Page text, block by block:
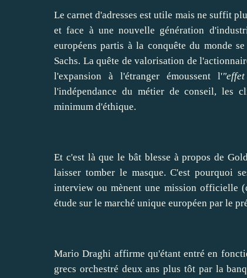
Le carnet d'adresses est utile mais ne suffit
et face à une nouvelle génération
européens partis à la conquête du monde
Sachs. La quête de valorisation de
l'expansion à l'étranger émoussent l'
l'indépendance du métier de conseil, les
minimum d'éthique.
Et c'est là que le bât blesse à propos de
laisser tomberle masque. C'est pourquoi
interview ou mènent une mission officielle
étude sur le marché unique européen par le
Mario Draghi affirme qu'étant entré en
grecs orchestré deux ans plus tôt par la